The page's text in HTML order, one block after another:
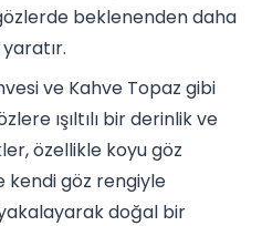
beklenenden daha
ve Kahve Topaz gibi
ışıltılı bir derinlik ve
özellikle koyu göz
kendi göz rengiyle
doğal bir